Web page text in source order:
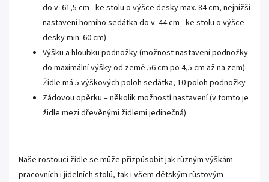
do v. 61,5 cm - ke stolu o výšce desky max. 84 cm, nejnižší
nastavení horního sedátka do v. 44 cm - ke stolu o výšce
desky min. 60 cm)
Výšku a hloubku podnožky (možnost nastavení podnožky
do maximální výšky od země 56 cm po 4,5 cm až na zem).
Židle má 5 výškových poloh sedátka, 10 poloh podnožky
Zádovou opěrku – několik možností nastavení (v tomto je
židle mezi dřevěnými židlemi jedinečná)
Naše rostoucí židle se může přizpůsobit jak různým výškám
pracovních i jídelních stolů, tak i všem dětským růstovým